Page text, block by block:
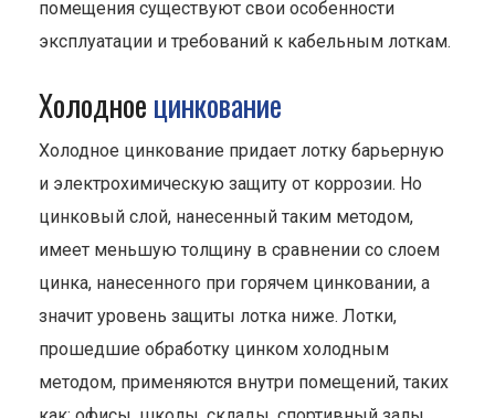
помещения существуют свои особенности
эксплуатации и требований к кабельным лоткам.
Холодное цинкование
Холодное цинкование придает лотку барьерную
и электрохимическую защиту от коррозии. Но
цинковый слой, нанесенный таким методом,
имеет меньшую толщину в сравнении со слоем
цинка, нанесенного при горячем цинковании, а
значит уровень защиты лотка ниже. Лотки,
прошедшие обработку цинком холодным
методом, применяются внутри помещений, таких